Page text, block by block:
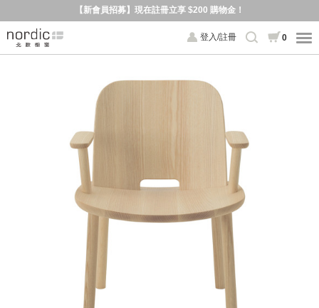
【新會員招募】現在註冊立享 $200 購物金！
登入/註冊 0